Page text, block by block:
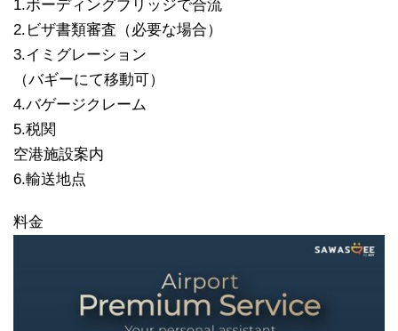
1.ボーディングブリッジで合流
2.ビザ書類審査（必要な場合）
3.イミグレーション
（バギーにて移動可）
4.バゲージクレーム
5.税関
空港施設案内
6.輸送地点
料金